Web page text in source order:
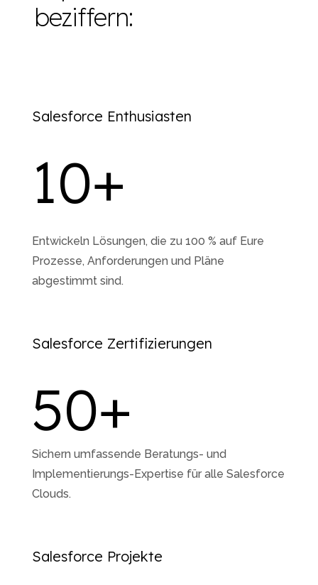
beziffern:
Salesforce Enthusiasten
10+
Entwickeln Lösungen, die zu 100 % auf Eure
Prozesse, Anforderungen und Pläne
abgestimmt sind.
Salesforce Zertifizierungen
50+
Sichern umfassende Beratungs- und
Implementierungs-Expertise für alle Salesforce
Clouds.
Salesforce Projekte